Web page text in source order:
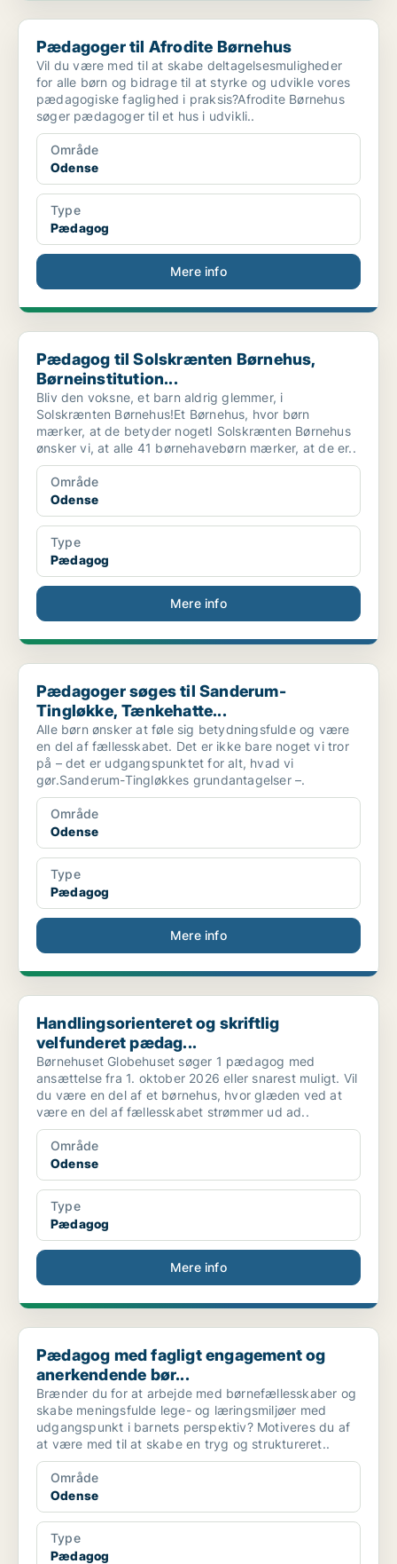
Pædagoger til Afrodite Børnehus
Pædagoger til Afrodite Børnehus
Vil du være med til at skabe deltagelsesmuligheder
for alle børn og bidrage til at styrke og udvikle vores
pædagogiske faglighed i praksis?Afrodite Børnehus
søger pædagoger til et hus i udvikli..
Område
Odense
Type
Pædagog
Mere info
Pædagog til Solskrænten Børnehus, Børneinstitution...
Pædagog til Solskrænten Børnehus,
Børneinstitution...
Bliv den voksne, et barn aldrig glemmer, i
Solskrænten Børnehus!Et Børnehus, hvor børn
mærker, at de betyder nogetI Solskrænten Børnehus
ønsker vi, at alle 41 børnehavebørn mærker, at de er..
Område
Odense
Type
Pædagog
Mere info
Pædagoger søges til Sanderum-Tingløkke, Tænkehatte...
Pædagoger søges til Sanderum-
Tingløkke, Tænkehatte...
Alle børn ønsker at føle sig betydningsfulde og være
en del af fællesskabet. Det er ikke bare noget vi tror
på – det er udgangspunktet for alt, hvad vi
gør.Sanderum-Tingløkkes grundantagelser –.
Område
Odense
Type
Pædagog
Mere info
Handlingsorienteret og skriftlig velfunderet pædag...
Handlingsorienteret og skriftlig
velfunderet pædag...
Børnehuset Globehuset søger 1 pædagog med
ansættelse fra 1. oktober 2026 eller snarest muligt. Vil
du være en del af et børnehus, hvor glæden ved at
være en del af fællesskabet strømmer ud ad..
Område
Odense
Type
Pædagog
Mere info
Pædagog med fagligt engagement og anerkendende bør...
Pædagog med fagligt engagement og
anerkendende bør...
Brænder du for at arbejde med børnefællesskaber og
skabe meningsfulde lege- og læringsmiljøer med
udgangspunkt i barnets perspektiv? Motiveres du af
at være med til at skabe en tryg og struktureret..
Område
Odense
Type
Pædagog